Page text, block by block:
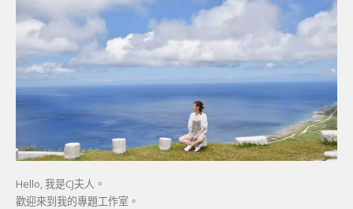
Hello, 我是CJ夫人。
歡迎來到我的專題工作室。